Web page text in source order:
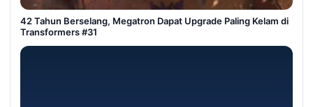
42 Tahun Berselang, Megatron Dapat Upgrade Paling Kelam di
Transformers #31